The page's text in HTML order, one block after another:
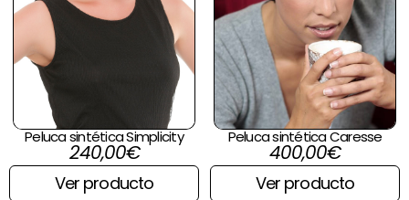
Peluca sintética Simplicity
240,00€
Ver producto
Peluca sintética Caresse
400,00€
Ver producto